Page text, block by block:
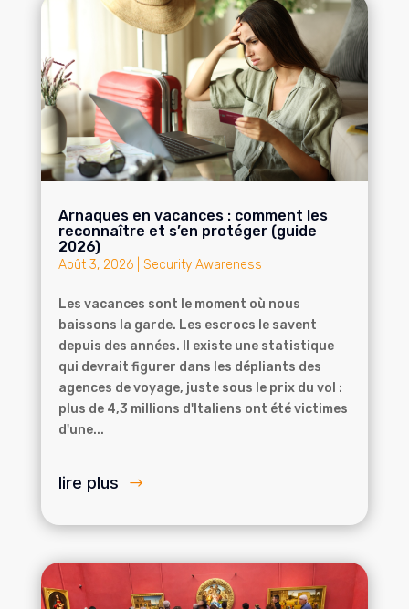
Arnaques en vacances : comment les
reconnaître et s’en protéger (guide
2026)
Août 3, 2026| Security Awareness
Les vacances sont le moment où nous
baissons la garde. Les escrocs le savent
depuis des années. Il existe une statistique
qui devrait figurer dans les dépliants des
agences de voyage, juste sous le prix du vol :
plus de 4,3 millions d'Italiens ont été victimes
d'une...
lire plus